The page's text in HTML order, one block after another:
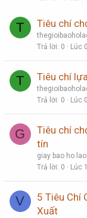
T Tiêu chí
Trả lời 0 Lúc
T Tiêu chí
Trả lời 0 Lúc
G
Tiêu chí
tín
giay bao ho
Trả lời 0 Lúc
V
5 Tiêu Chí
Xuất